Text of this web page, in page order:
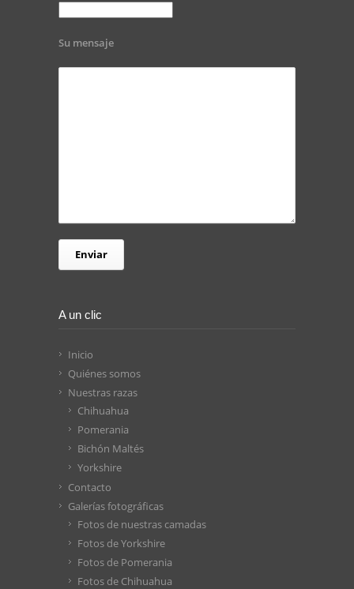
Su mensaje
A un clic
Inicio
Quiénes somos
Nuestras razas
Chihuahua
Pomerania
Bichón Maltés
Yorkshire
Contacto
Galerías fotográficas
Fotos de nuestras camadas
Fotos de Yorkshire
Fotos de Pomerania
Fotos de Chihuahua